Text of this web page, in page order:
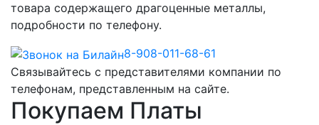
товара содержащего драгоценные металлы,
подробности по телефону.
8-908-011-68-61
Связывайтесь с представителями компании по
телефонам, представленным на сайте.
Покупаем Платы